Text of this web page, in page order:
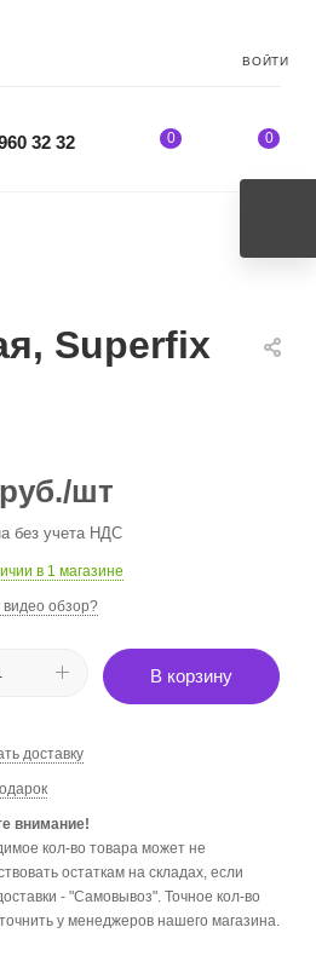
ВОЙТИ
32 32 0 0
Superfix
руб./шт
без учета НДС
в 1 магазине
обзор?
В корзину
доставку
внимание!
кол-во товара может не
остаткам на складах, если
- "Самовывоз". Точное кол-во
у менеджеров нашего магазина.